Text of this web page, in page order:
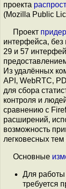
проекта
(Mozilla Public
Проект
интерфейса, без
29 и 57
Из удалённых
API, WebRTC,
для сбора
контроля и
сравнению с
расширений,
возможность
легковесных
Основные
Для работы
требуется